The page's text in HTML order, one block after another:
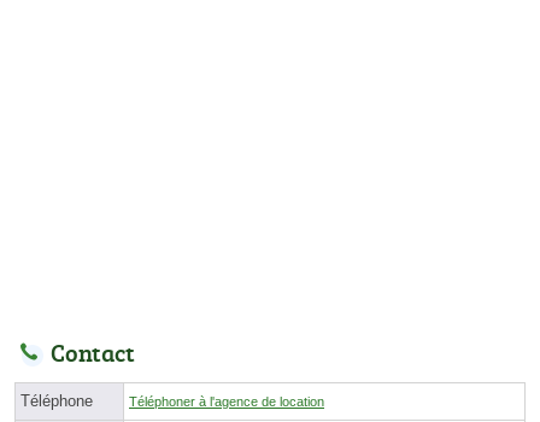
Contact
Téléphone Téléphoner à l'agence de location